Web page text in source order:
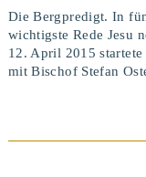
Die Bergpredigt. In
wichtigste Rede Jesu
12. April 2015 startete
mit Bischof Stefan